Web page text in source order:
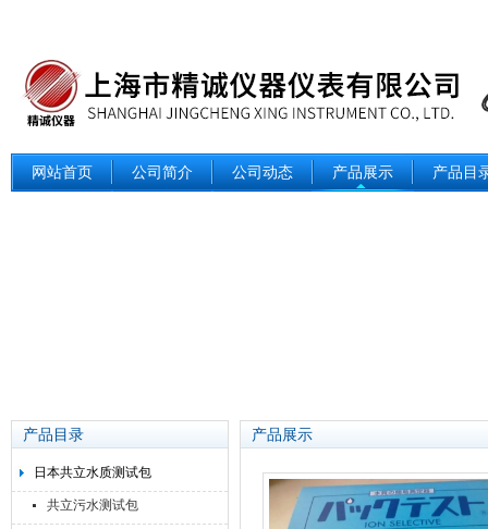
网站首页 公司简介 公司动态 产品展示 产品目
产品目录
日本共立水质测试包
共立污水测试包
产品展示